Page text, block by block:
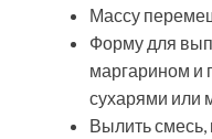
Массу
Форму для
маргарином и
сухарями или
Вылить смесь,